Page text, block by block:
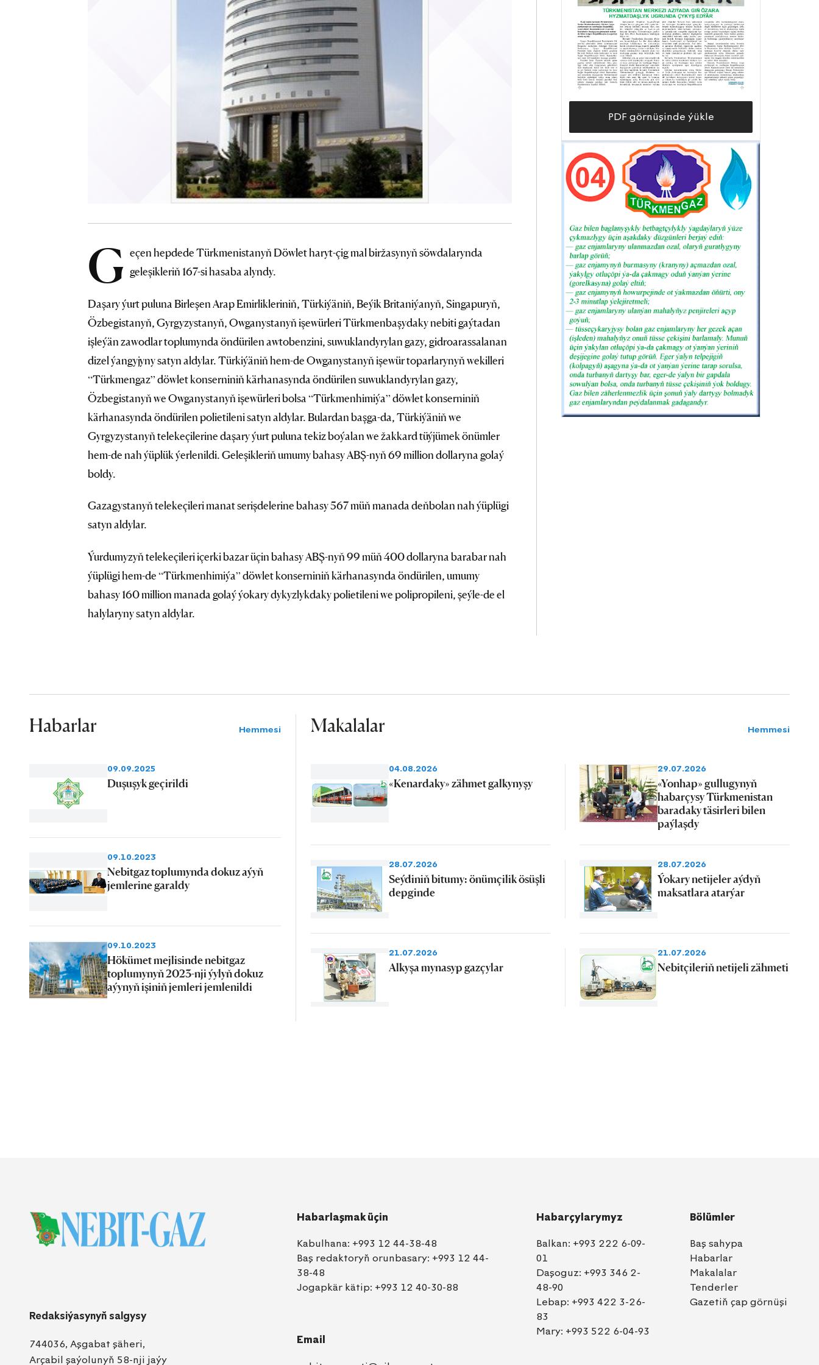
G eçen hepdede Türkmenistanyň Döwlet haryt-çig mal biržasynyň söwdalarynda
geleşikleriň 167-si hasaba alyndy.
Daşary ýurt puluna Birleşen Arap Emirlikleriniň, Türkiýäniň, Beýik Britaniýanyň, Singapuryň,
Özbegistanyň, Gyrgyzystanyň, Owganystanyň işewürleri Türkmenbaşydaky nebiti gaýtadan
işleýän zawodlar toplumynda öndürilen awtobenzini, suwuklandyrylan gazy, gidroarassalanan
dizel ýangyjyny satyn aldylar. Türkiýäniň hem-de Owganystanyň işewür toparlarynyň wekilleri
“Türkmengaz” döwlet konserniniň kärhanasynda öndürilen suwuklandyrylan gazy,
Özbegistanyň we Owganystanyň işewürleri bolsa “Türkmenhimiýa” döwlet konserniniň
kärhanasynda öndürilen polietileni satyn aldylar. Bulardan başga-da, Türkiýäniň we
Gyrgyzystanyň telekeçilerine daşary ýurt puluna tekiz boýalan we žakkard tüýjümek önümler
hem-de nah ýüplük ýerlenildi. Geleşikleriň umumy bahasy ABŞ-nyň 69 million dollaryna golaý
boldy.
Gazagystanyň telekeçileri manat serişdelerine bahasy 567 müň manada deňbolan nah ýüplügi
satyn aldylar.
Ýurdumyzyň telekeçileri içerki bazar üçin bahasy ABŞ-nyň 99 müň 400 dollaryna barabar nah
ýüplügi hem-de “Türkmenhimiýa” döwlet konserniniň kärhanasynda öndürilen, umumy
bahasy 160 million manada golaý ýokary dykyzlykdaky polietileni we polipropileni, şeýle-de el
halylaryny satyn aldylar.
PDF görnüşinde ýükle
Habarlar Hemmesi
09.09.2025
Duşuşyk geçirildi
09.10.2023
Nebitgaz toplumynda dokuz aýyň
jemlerine garaldy
09.10.2023
Hökümet mejlisinde nebitgaz
toplumynyň 2023-nji ýylyň dokuz
aýynyň işiniň jemleri jemlenildi
Makalalar Hemmesi
04.08.2026
«Kenardaky» zähmet galkynyşy
29.07.2026
«Yonhap» gullugynyň
habarçysy Türkmenistan
baradaky täsirleri bilen
paýlaşdy
28.07.2026
Seýdiniň bitumy: önümçilik ösüşli
depginde
28.07.2026
Ýokary netijeler aýdyň
maksatlara atarýar
21.07.2026
Alkyşa mynasyp gazçylar
21.07.2026
Nebitçileriň netijeli zähmeti
Redaksiýasynyň salgysy
744036, Aşgabat şäheri,
Arçabil şaýolunyň 58-nji jaýy
Habarlaşmak üçin
Kabulhana: +993 12 44-38-48
Baş redaktoryň orunbasary: +993 12 44-
38-48
Jogapkär kätip: +993 12 40-30-88
Email
Habarçylarymyz
Balkan: +993 222 6-09-
01
Daşoguz: +993 346 2-
48-90
Lebap: +993 422 3-26-
83
Mary: +993 522 6-04-93
Bölümler
Baş sahypa
Habarlar
Makalalar
Tenderler
Gazetiň çap görnüşi